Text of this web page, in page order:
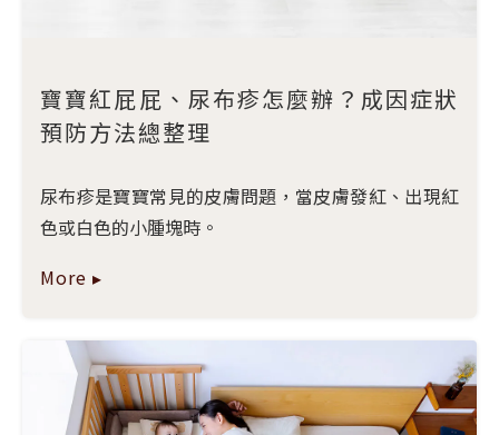
寶寶紅屁屁、尿布疹怎麼辦？成因症狀
預防方法總整理
尿布疹是寶寶常見的皮膚問題，當皮膚發紅、出現紅
色或白色的小腫塊時。
More ▸